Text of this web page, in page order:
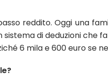
reddito. Oggi una
sistema di deduzioni
6 mila e 600 euro se